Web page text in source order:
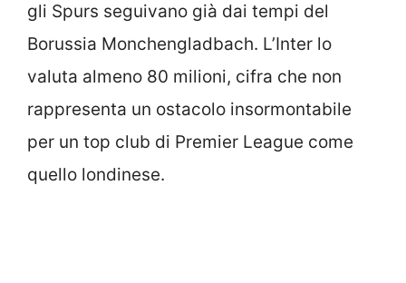
gli Spurs seguivano già dai tempi del
Borussia Monchengladbach. L’Inter lo
valuta almeno 80 milioni, cifra che non
rappresenta un ostacolo insormontabile
per un top club di Premier League come
quello londinese.